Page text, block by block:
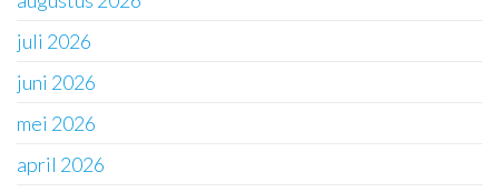
juli 2026
juni 2026
mei 2026
april 2026